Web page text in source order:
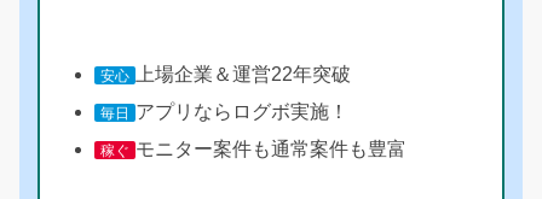
安心 上場企業＆運営22年突破
毎日 アプリならログボ実施！
稼ぐ モニター案件も通常案件も豊富